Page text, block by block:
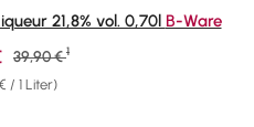
21,8% vol. 0,70l B-Ware
/ 1 Liter)
Verkaufspreis:
Regulärer Preis:
39,90 € 1